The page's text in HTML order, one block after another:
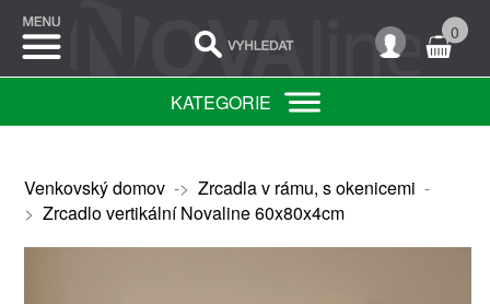
0
KATEGORIE
Venkovský domov-> Zrcadla v rámu, s okenicemi -
> Zrcadlo vertikální Novaline 60x80x4cm